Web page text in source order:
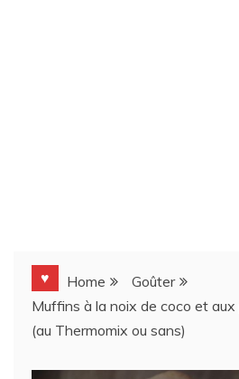
♥ Home
Goûter
Muffins à la noix de coco et
(au Thermomix ou sans)